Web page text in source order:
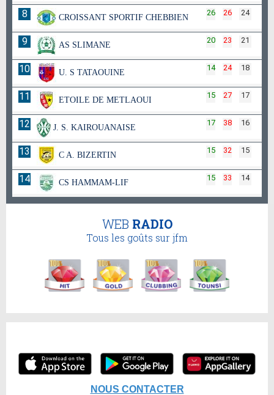
8 CROISSANT SPORTIF CHEBBIEN
24
26
26
9 AS SLIMANE
21
23
20
10 U. S TATAOUINE
18
24
14
11 ETOILE DE METLAOUI
17
27
15
12 J. S. KAIROUANAISE
16
38
17
13 C A. BIZERTIN
15
32
15
14 CS HAMMAM-LIF
14
33
15
WEB RADIO
Tous les goûts sur jfm
NOUS CONTACTER